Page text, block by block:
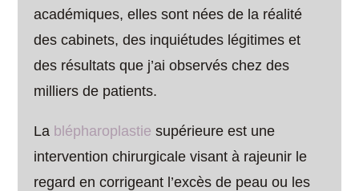
académiques, elles sont nées de la réalité
des cabinets, des inquiétudes légitimes et
des résultats que j’ai observés chez des
milliers de patients.
La blépharoplastie supérieure est une
intervention chirurgicale visant à rajeunir le
regard en corrigeant l’excès de peau ou les